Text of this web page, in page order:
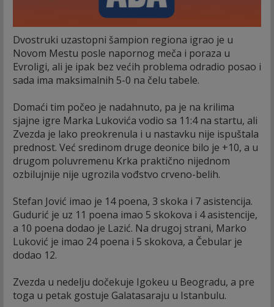
Dvostruki uzastopni šampion regiona igrao je u
Novom Mestu posle napornog meča i poraza u
Evroligi, ali je ipak bez većih problema odradio posao i
sada ima maksimalnih 5-0 na čelu tabele.
Domaći tim počeo je nadahnuto, pa je na krilima
sjajne igre Marka Lukovića vodio sa 11:4 na startu, ali
Zvezda je lako preokrenula i u nastavku nije ispuštala
prednost. Već sredinom druge deonice bilo je +10, a u
drugom poluvremenu Krka praktično nijednom
ozbilujnije nije ugrozila vođstvo crveno-belih.
Stefan Jović imao je 14 poena, 3 skoka i 7 asistencija.
Gudurić je uz 11 poena imao 5 skokova i 4 asistencije,
a 10 poena dodao je Lazić. Na drugoj strani, Marko
Luković je imao 24 poena i 5 skokova, a Čebular je
dodao 12.
Zvezda u nedelju dočekuje Igokeu u Beogradu, a pre
toga u petak gostuje Galatasaraju u Istanbulu.